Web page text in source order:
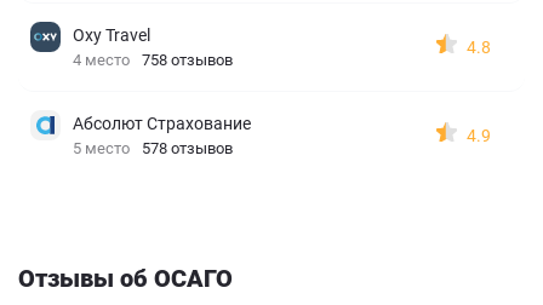
Oxy Travel
4 место 758 отзывов
4.8
Абсолют Страхование
5 место 578 отзывов
4.9
Отзывы об ОСАГО